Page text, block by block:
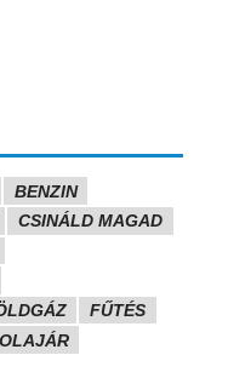
BENZIN
CSINÁLD MAGAD
FŰTÉS